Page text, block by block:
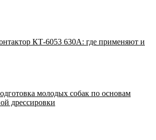
КТ-6053 630А: где применяют и
молодых собак по основам
дрессировки